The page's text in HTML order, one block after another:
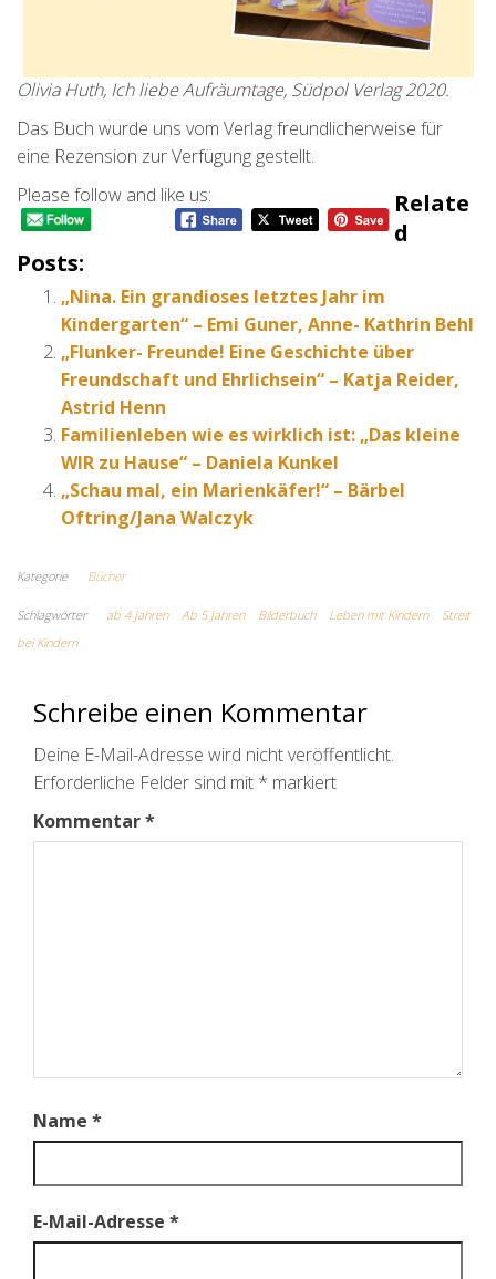
Olivia Huth, Ich liebe Aufräumtage, Südpol Verlag 2020.
Das Buch wurde uns vom Verlag freundlicherweise für
eine Rezension zur Verfügung gestellt.
Please follow and like us:
Relate
D
Posts:
„Nina. Ein grandioses letztes Jahr im
Kindergarten“ – Emi Guner, Anne- Kathrin Behl
„Flunker- Freunde! Eine Geschichte über
Freundschaft und Ehrlichsein“ – Katja Reider,
Astrid Henn
Familienleben wie es wirklich ist: „Das kleine
WIR zu Hause“ – Daniela Kunkel
„Schau mal, ein Marienkäfer!“ – Bärbel
Oftring/Jana Walczyk
Kategorie Bücher
Schlagwörter ab 4 Jahren Ab 5 Jahren Bilderbuch Leben mit Kindern
Streit
bei Kindern
Schreibe einen Kommentar
Deine E-Mail-Adresse wird nicht veröffentlicht.
Erforderliche Felder sind mit * markiert
Kommentar*
Name *
E-Mail-Adresse *